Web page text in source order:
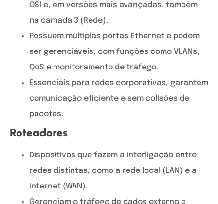
OSI e, em versões mais avançadas, também
na camada 3 (Rede).
Possuem múltiplas portas Ethernet e podem
ser gerenciáveis, com funções como VLANs,
QoS e monitoramento de tráfego.
Essenciais para redes corporativas, garantem
comunicação eficiente e sem colisões de
pacotes.
Roteadores
Dispositivos que fazem a interligação entre
redes distintas, como a rede local (LAN) e a
internet (WAN).
Gerenciam o tráfego de dados externo e